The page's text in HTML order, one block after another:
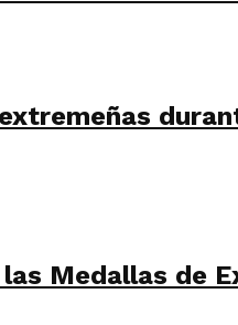
Medallas de